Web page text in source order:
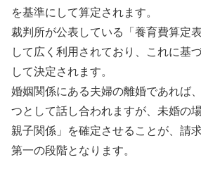
を基準にして算定されます。
裁判所が公表している「養育費算定
して広く利用されており、これに基
して決定されます。
婚姻関係にある夫婦の離婚であれば
つとして話し合われますが、未婚の
親子関係」を確定させることが、請
第一の段階となります。